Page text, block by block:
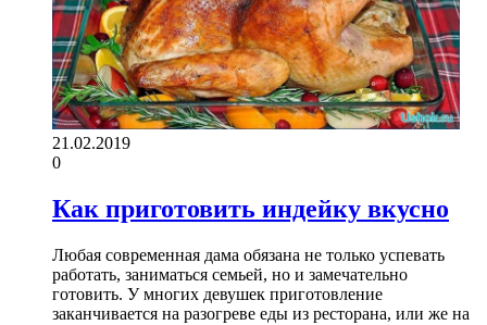
21.02.2019
0
Как приготовить индейку вкусно
Любая современная дама обязана не только успевать
работать, заниматься семьей, но и замечательно
готовить. У многих девушек приготовление
заканчивается на разогреве еды из ресторана, или же на